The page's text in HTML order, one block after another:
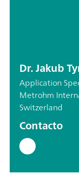
Dr. Jakub
Application
Metrohm
Switzerland
Contacto